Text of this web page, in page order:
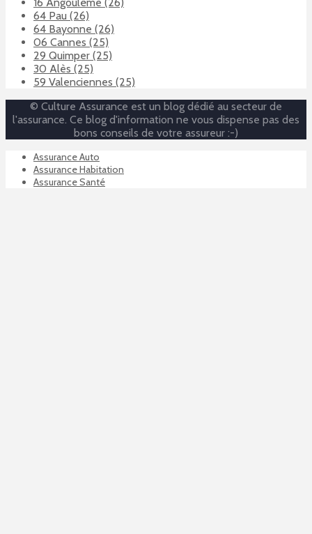
64 Pau (26)
64 Bayonne (26)
06 Cannes (25)
29 Quimper (25)
30 Alès (25)
59 Valenciennes (25)
© Culture Assurance est un blog dédié au secteur de
l'assurance. Ce blog d'information ne vous dispense pas des
bons conseils de votre assureur :-)
Assurance Auto
Assurance Habitation
Assurance Santé